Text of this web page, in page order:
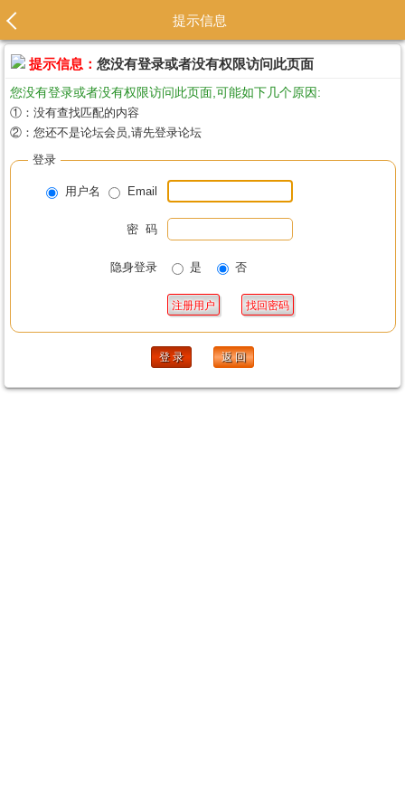
提示信息
提示信息： 您没有登录或者没有权限访问此页面
您没有登录或者没有权限访问此页面,可能如下几个原因:
①：没有查找匹配的内容
②：您还不是论坛会员,请先登录论坛
登录
用户名 Email
密 码
隐身登录 是 否